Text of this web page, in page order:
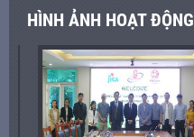
HÌNH ẢNH HOẠT ĐỘNG